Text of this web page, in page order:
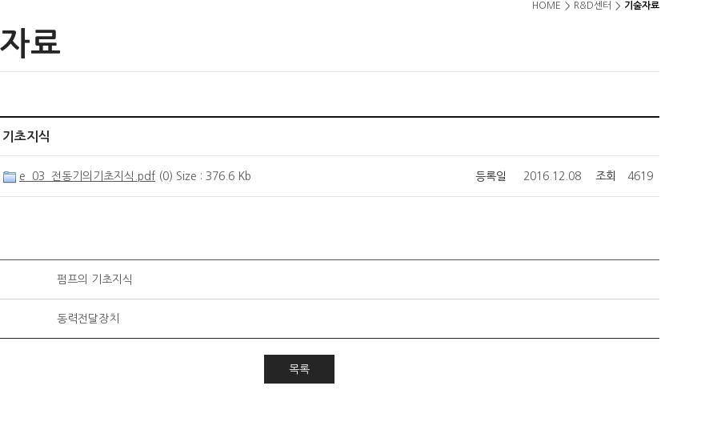
HOME R&D센터 기술자료
료
초지식
e_03_전동기의기초지식.pdf (0) Size : 376.6 Kb 등록일 2016.12.08 조회 4619
펌프의 기초지식
동력전달장치
목록